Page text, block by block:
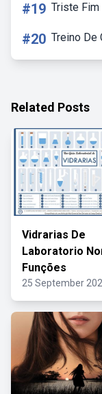
#19 Triste
#20 Treino De
Related Posts
Vidrarias De
Laboratorio
Funções
25 September